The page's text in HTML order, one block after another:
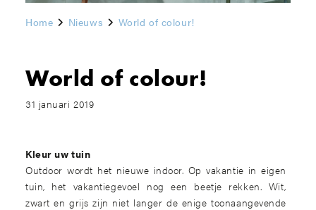
Home Nieuws World of colour!
World of colour!
31 januari 2019
Kleur uw tuin
Outdoor wordt het nieuwe indoor. Op vakantie in eigen
tuin, het vakantiegevoel nog een beetje rekken. Wit,
zwart en grijs zijn niet langer de enige toonaangevende